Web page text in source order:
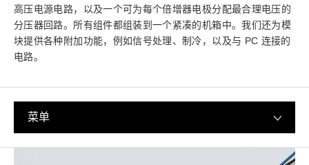
高压电源电路，以及一个可为每个倍增器电极分配最合理电压的
分压器回路。所有组件都组装到一个紧凑的机箱中。我们还为模
块提供各种附加功能，例如信号处理、制冷，以及与 PC 连接的
电路。
菜单